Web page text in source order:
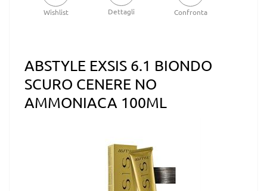
Wishlist Dettagli Confronta
ABSTYLE EXSIS 6.1 BIONDO
SCURO CENERE NO
AMMONIACA 100ML